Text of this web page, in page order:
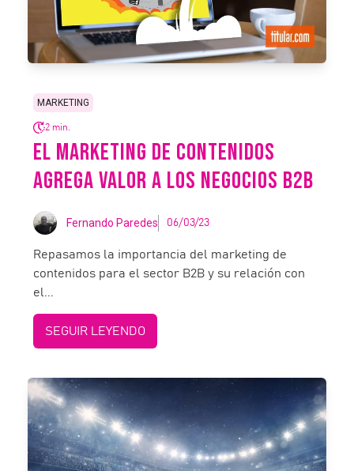
MARKETING
2 min.
EL MARKETING DE CONTENIDOS
AGREGA VALOR A LOS NEGOCIOS B2B
Fernando Paredes 06/03/23
Repasamos la importancia del marketing de
contenidos para el sector B2B y su relación con
el...
SEGUIR LEYENDO